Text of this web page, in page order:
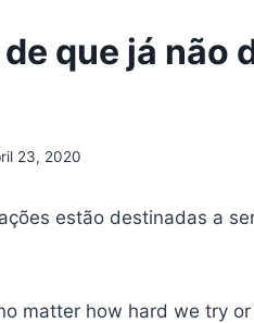
que já não
23, 2020
estão destinadas a
matter how hard we try